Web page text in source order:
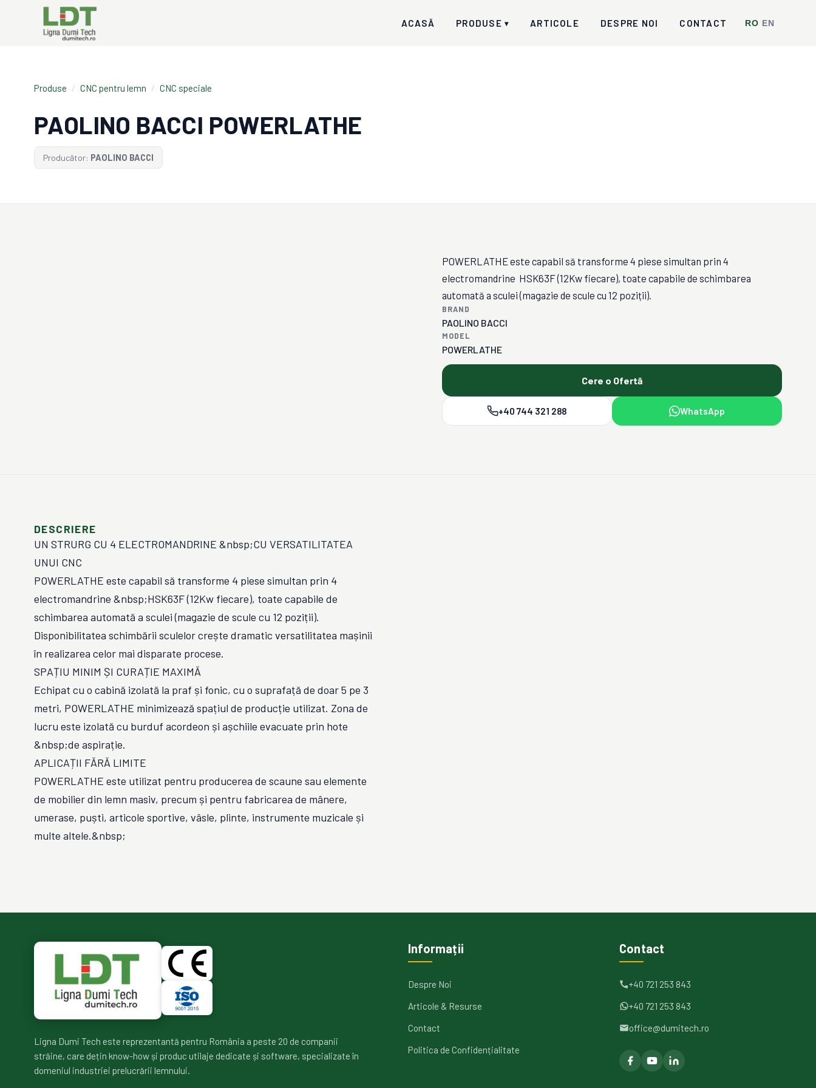
ACASĂ PRODUSE ▾ ARTICOLE DESPRE NOI CONTACT RO EN
Produse / CNC pentru lemn / CNC speciale
PAOLINO BACCI POWERLATHE
Producător: PAOLINO BACCI
POWERLATHE este capabil să transforme 4 piese simultan prin 4
electromandrine HSK63F (12Kw fiecare), toate capabile de schimbarea
automată a sculei (magazie de scule cu 12 poziții).
BRAND
PAOLINO BACCI
MODEL
POWERLATHE
Cere o Ofertă
+40 744 321 288 WhatsApp
DESCRIERE
UN STRURG CU 4 ELECTROMANDRINE &nbsp;CU VERSATILITATEA
UNUI CNC
POWERLATHE este capabil să transforme 4 piese simultan prin 4
electromandrine &nbsp;HSK63F (12Kw fiecare), toate capabile de
schimbarea automată a sculei (magazie de scule cu 12 poziții).
Disponibilitatea schimbării sculelor crește dramatic versatilitatea mașinii
în realizarea celor mai disparate procese.
SPAȚIU MINIM ȘI CURAȚIE MAXIMĂ
Echipat cu o cabină izolată la praf și fonic, cu o suprafață de doar 5 pe 3
metri, POWERLATHE minimizează spațiul de producție utilizat. Zona de
lucru este izolată cu burduf acordeon și așchiile evacuate prin hote
&nbsp;de aspirație.
APLICAȚII FĂRĂ LIMITE
POWERLATHE este utilizat pentru producerea de scaune sau elemente
de mobilier din lemn masiv, precum și pentru fabricarea de mânere,
umerase, puști, articole sportive, vâsle, plinte, instrumente muzicale și
multe altele.&nbsp;
Ligna Dumi Tech este reprezentantă pentru România a peste 20 de companii
străine, care dețin know-how și produc utilaje dedicate și software, specializate în
domeniul industriei prelucrării lemnului.
Informații
Despre Noi
Articole & Resurse
Contact
Politica de Confidențialitate
Contact
+40 721 253 843
+40 721 253 843
office@dumitech.ro